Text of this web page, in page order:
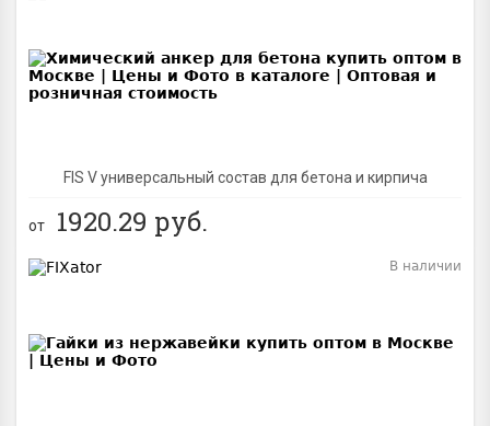
FIS V универсальный состав для бетона и кирпича
от 1920.29 руб.
В наличии